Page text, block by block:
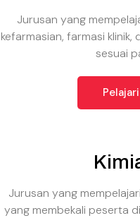
Jurusan yang
kefarmasian, farmasi
sesuai
Jurusan yang
yang membekali peserta